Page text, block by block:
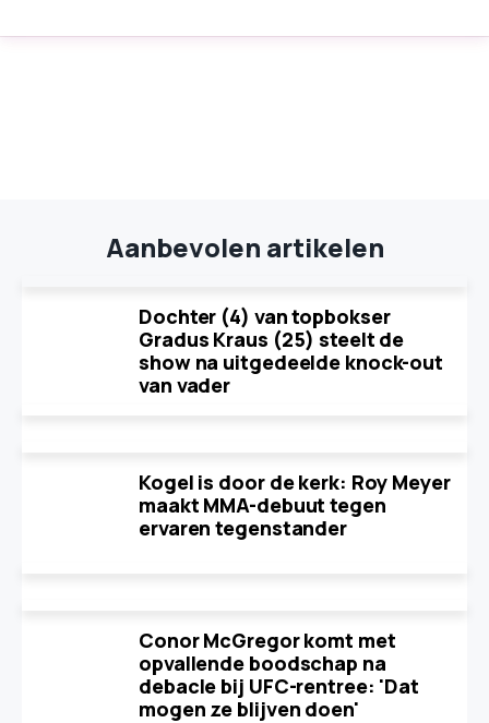
Aanbevolen artikelen
Dochter (4) van topbokser
Gradus Kraus (25) steelt de
show na uitgedeelde knock-out
van vader
Kogel is door de kerk: Roy Meyer
maakt MMA-debuut tegen
ervaren tegenstander
Conor McGregor komt met
opvallende boodschap na
debacle bij UFC-rentree: 'Dat
mogen ze blijven doen'